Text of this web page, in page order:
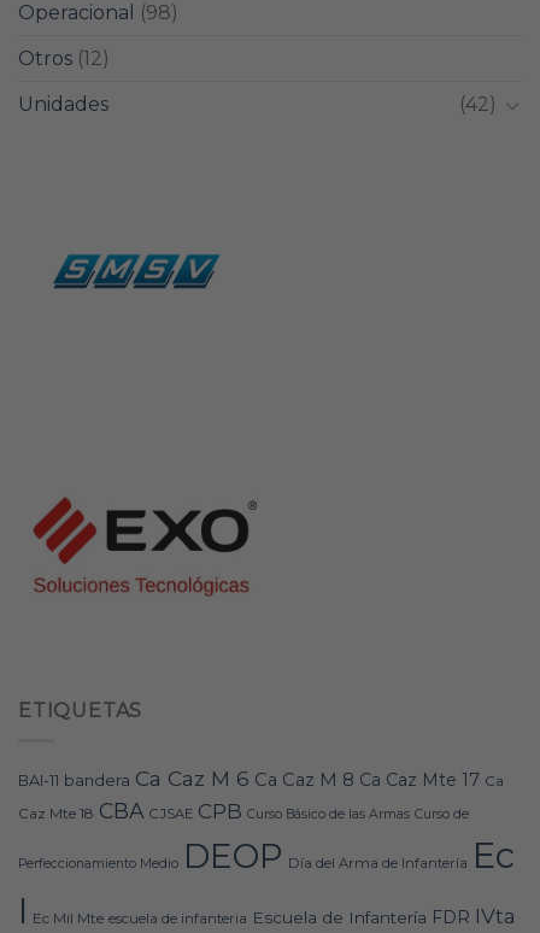
Operacional
(98)
Otros (12)
Unidades
(42)
ETIQUETAS
BAI-11 bandera Ca Caz M 6 Ca Caz M 8 Ca Caz Mte 17 Ca
Caz Mte 18 CBA CJSAE CPB Curso Básico de las Armas Curso de
Perfeccionamiento Medio DEOP Día del Arma de Infantería Ec
I Ec Mil Mte escuela de infanteria Escuela de Infantería FDR IVta